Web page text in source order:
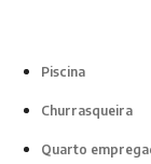
Piscina
Churrasqueira
Quarto